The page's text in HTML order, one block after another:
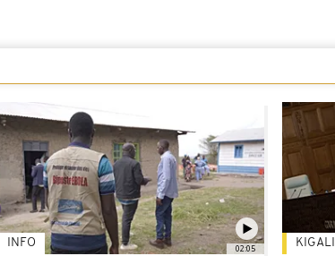
02:05
INFO KIGALI